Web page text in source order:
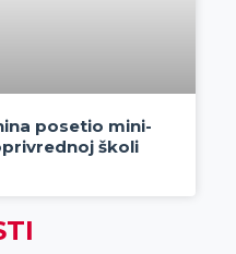
posetio mini-
školi